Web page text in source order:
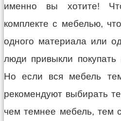
именно вы хотите!
комплекте с мебелью,
одного материала или
люди привыкли покупать
Но если вся мебель
рекомендуют выбирать
чем темнее мебель, тем